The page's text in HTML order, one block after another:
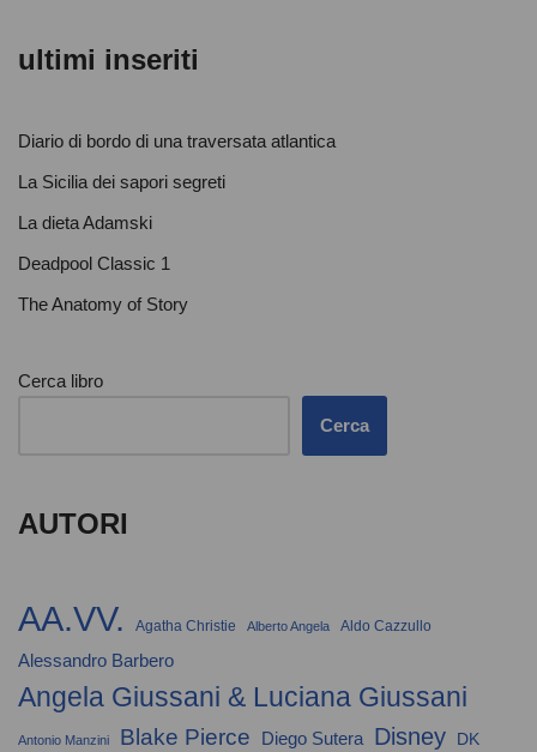
ultimi inseriti
Diario di bordo di una traversata atlantica
La Sicilia dei sapori segreti
La dieta Adamski
Deadpool Classic 1
The Anatomy of Story
Cerca libro
Cerca
AUTORI
AA.VV. Agatha Christie Alberto Angela Aldo Cazzullo
Alessandro Barbero
Angela Giussani & Luciana Giussani
Antonio Manzini Blake Pierce Diego Sutera Disney DK